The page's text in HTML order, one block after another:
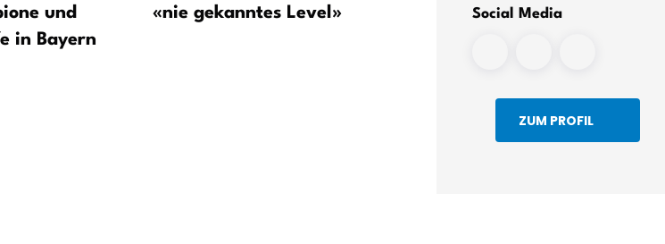
und
in Bayern
«nie gekanntes Level»
Tagen – Wohnraum,
Social Media
ZUM PROFIL